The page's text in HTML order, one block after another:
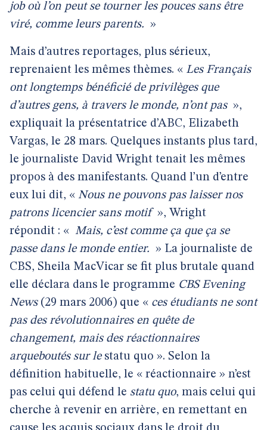
job où l’on peut se tourner les pouces sans être
viré, comme leurs parents. »
Mais d’autres reportages, plus sérieux,
reprenaient les mêmes thèmes. « Les Français
ont longtemps bénéficié de privilèges que
d’autres gens, à travers le monde, n’ont pas »,
expliquait la présentatrice d’ABC, Elizabeth
Vargas, le 28 mars. Quelques instants plus tard,
le journaliste David Wright tenait les mêmes
propos à des manifestants. Quand l’un d’entre
eux lui dit, « Nous ne pouvons pas laisser nos
patrons licencier sans motif », Wright
répondit : « Mais, c’est comme ça que ça se
passe dans le monde entier. » La journaliste de
CBS, Sheila MacVicar se fit plus brutale quand
elle déclara dans le programme CBS Evening
News(29 mars 2006) que « ces étudiants ne sont
pas des révolutionnaires en quête de
changement, mais des réactionnaires
arqueboutés sur le statu quo ». Selon la
définition habituelle, le « réactionnaire » n’est
pas celui qui défend le statu quo, mais celui qui
cherche à revenir en arrière, en remettant en